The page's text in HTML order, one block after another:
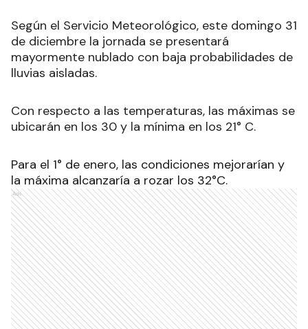
Según el Servicio Meteorológico, este domingo 31
de diciembre la jornada se presentará
mayormente nublado con baja probabilidades de
lluvias aisladas.
Con respecto a las temperaturas, las máximas se
ubicarán en los 30 y la mínima en los 21° C.
Para el 1° de enero, las condiciones mejorarían y
la máxima alcanzaría a rozar los 32°C.
Ads